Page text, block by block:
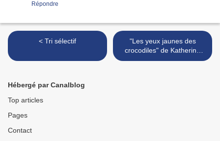
Répondre
< Tri sélectif
"Les yeux jaunes des
crocodiles" de Katherine
Pancol >
Hébergé par Canalblog
Top articles
Pages
Contact